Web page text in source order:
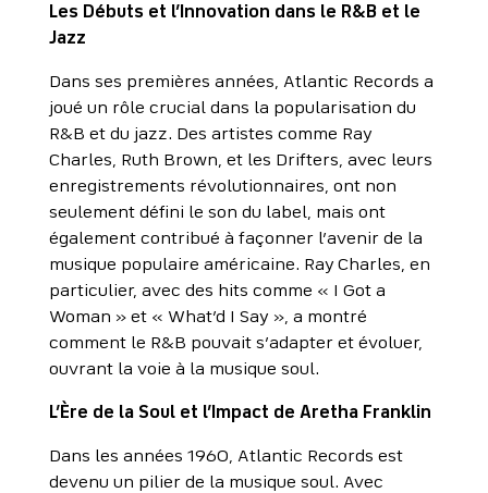
Les Débuts et l’Innovation dans le R&B et le
Jazz
Dans ses premières années, Atlantic Records a
joué un rôle crucial dans la popularisation du
R&B et du jazz. Des artistes comme Ray
Charles, Ruth Brown, et les Drifters, avec leurs
enregistrements révolutionnaires, ont non
seulement défini le son du label, mais ont
également contribué à façonner l’avenir de la
musique populaire américaine. Ray Charles, en
particulier, avec des hits comme « I Got a
Woman » et « What’d I Say », a montré
comment le R&B pouvait s’adapter et évoluer,
ouvrant la voie à la musique soul.
L’Ère de la Soul et l’Impact de Aretha Franklin
Dans les années 1960, Atlantic Records est
devenu un pilier de la musique soul. Avec